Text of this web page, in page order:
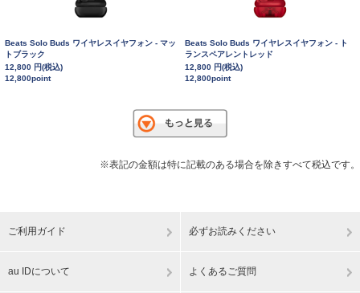
Beats Solo Buds ワイヤレスイヤフォン - マッ
トブラック
12,800 円(税込)
12,800point
Beats Solo Buds ワイヤレスイヤフォン - ト
ランスペアレントレッド
12,800 円(税込)
12,800point
※表記の金額は特に記載のある場合を除きすべて税込です。
ご利用ガイド 必ずお読みください
au IDについて よくあるご質問